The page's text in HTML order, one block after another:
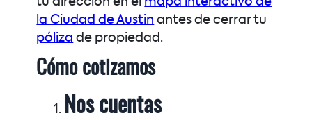
la Ciudad de Austin antes de cerrar tu
póliza de propiedad.
Cómo cotizamos
Nos cuentas